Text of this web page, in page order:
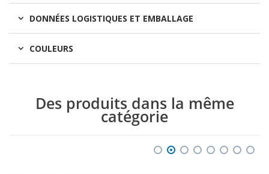
DONNÉES LOGISTIQUES ET EMBALLAGE
COULEURS
Des produits dans la même
catégorie